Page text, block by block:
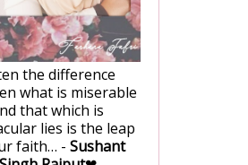
the difference
what is miserable
that which is
lies is the leap
faith… - Sushant